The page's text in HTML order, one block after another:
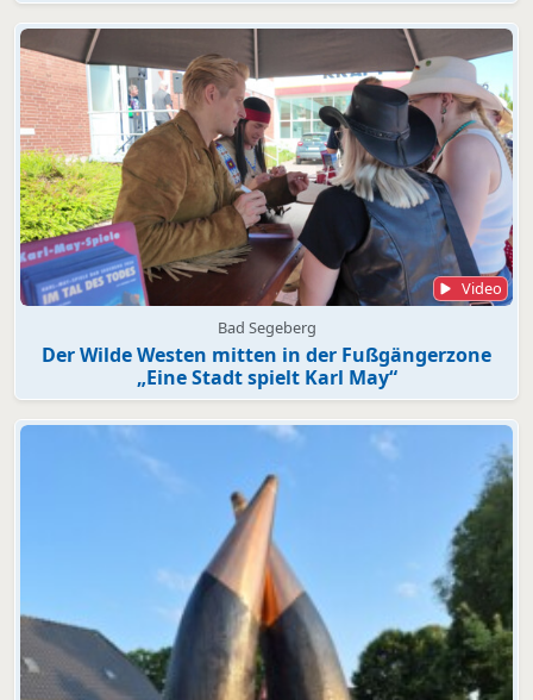
Video
Bad Segeberg
Der Wilde Westen mitten in der Fußgängerzone
„Eine Stadt spielt Karl May“